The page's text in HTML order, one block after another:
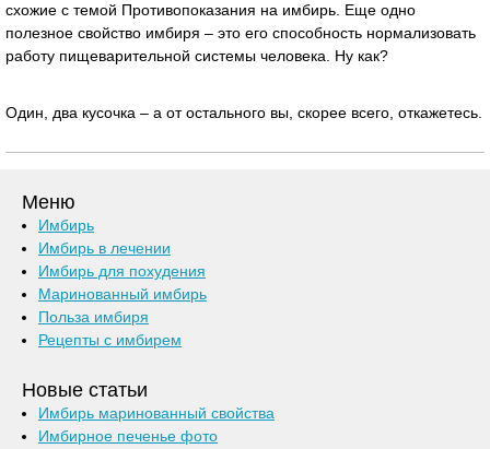
схожие с темой Противопоказания на имбирь. Еще одно
полезное свойство имбиря – это его способность нормализовать
работу пищеварительной системы человека. Ну как?
Один, два кусочка – а от остального вы, скорее всего, откажетесь.
Меню
Имбирь
Имбирь в лечении
Имбирь для похудения
Маринованный имбирь
Польза имбиря
Рецепты с имбирем
Новые статьи
Имбирь маринованный свойства
Имбирное печенье фото